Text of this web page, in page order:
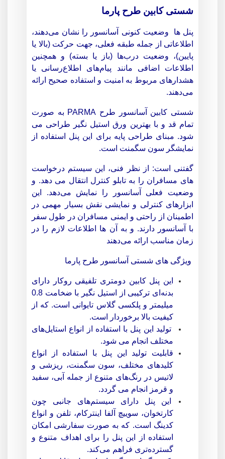
شستی کابین طرح پارما
پنل ها وضعیت کنونی آسانسور را نشان می‌دهند،
اطلاعاتی از جمله طبقه فعلی، جهت حرکت (بالا یا
پایین)، وضعیت درب‌ها (باز یا بسته) و همچنین
اطلاعات اضافی مانند پیام‌های اطلاع‌رسانی یا
هشدارهای مربوط به امنیت و استفاده صحیح ارائه
می‌دهند.
شستی کابین آسانسور طرح PARMA به صورت
تمام قد و با بهترین ورق استیل نگیر طراحی می
شود. مبنای طراحی پایه برای این پنل استفاده از
نمایشگر سون سگمنت است.
گفتنی است: از نظر فنی، این سیستم درخواست
های مسافران را به تابلو کنترل انتقال می دهد. و
وضعیت فعلی آسانسور را نمایش می‌دهد. این
ابزارهای کنترلی و نمایشی نقش بسیار مهمی در
اطمینان از راحتی و ایمنی مسافران در طول سفر
با آسانسور دارند. و به آن ها اطلاعات لازم را در
زمان مناسب ارائه می‌دهند
ویژگی های شستی آسانسور طرح پارما
این پنل کابین دومتری تلفیقی روکار دارای
بدنه‌ای ترکیبی از استیل نگیر با ضخامت 0.8
میلیمتر و پلکسی گلاس تایوانی است. که از
کیفیت بالا برخوردار است.
تولید این پنل با استفاده از انواع استایل‌های
مختلف انجام می شود.
قابلیت تولید این پنل با استفاده از انواع
کلیدهای مختلف، سون سگمنت، ریزشی و
لاتیس در رنگ‌های متنوع از جمله آبی، سفید
و قرمز انجام می گردد.
این پنل دارای سیستم‌های جانبی چون
کارتخوان، سوییچ آلفا اینترکام، تلفن و انواع
کدینگ است. که به صورت سفارشی امکان
استفاده از این پنل را برای اهداف متنوع و
گسترده‌تری فراهم می‌کند.